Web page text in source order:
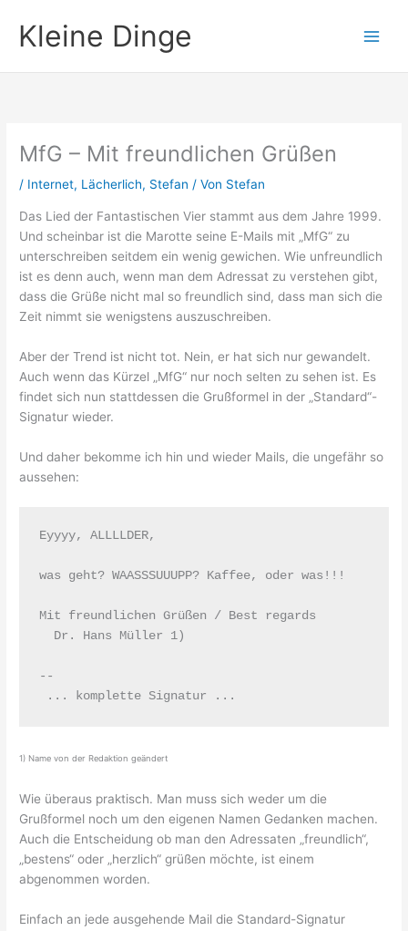
Inhalt
springen
Kleine Dinge
MfG – Mit freundlichen Grüßen
/ Internet, Lächerlich, Stefan / Von Stefan
Das Lied der Fantastischen Vier stammt aus dem Jahre 1999.
Und scheinbar ist die Marotte seine E-Mails mit „ MfG“ zu
unterschreiben seitdem ein wenig gewichen. Wie unfreundlich
ist es denn auch, wenn man dem Adressat zu verstehen gibt,
dass die Grüße nicht mal so freundlich sind, dass man sich die
Zeit nimmt sie wenigstens auszuschreiben.
Aber der Trend ist nicht tot. Nein, er hat sich nur gewandelt.
Auch wenn das Kürzel „ MfG“ nur noch selten zu sehen ist. Es
findet sich nun stattdessen die Grußformel in der „Standard“-
Signatur wieder.
Und daher bekomme ich hin und wieder Mails, die ungefähr so
aussehen:
Eyyyy, ALLLLDER,
was geht? WAASSSUUUPP? Kaffee, oder was!!!
Mit freundlichen Grüßen / Best regards
  Dr. Hans Müller 1)
--
... komplette Signatur ...
1) Name von der Redaktion geändert
Wie überaus praktisch. Man muss sich weder um die
Grußformel noch um den eigenen Namen Gedanken machen.
Auch die Entscheidung ob man den Adressaten „freundlich“,
„bestens“ oder „herzlich“ grüßen möchte, ist einem
abgenommen worden.
Einfach an jede ausgehende Mail die Standard-Signatur